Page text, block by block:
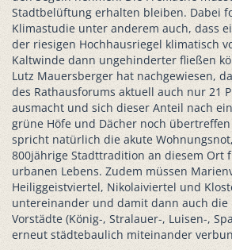
Stadtbelüftung erhalten bleiben. Dabei
Klimastudie unter anderem auch, dass
der riesigen Hochhausriegel klimatisch
Kaltwinde dann ungehinderter fließen
Lutz Mauersberger hat nachgewiesen,
des Rathausforums aktuell auch nur 21
ausmacht und sich dieser Anteil nach
grüne Höfe und Dächer noch
spricht natürlich die akute
800jährige Stadttradition an diesem Ort
urbanen Lebens. Zudem müssen
Heiliggeistviertel, Nikolaiviertel und
untereinander und damit dann auch die
Vorstädte (König-, Stralauer-, Luisen-,
erneut städtebaulich miteinander